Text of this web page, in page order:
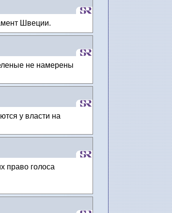
Швеции.
не намерены
у власти на
право голоса